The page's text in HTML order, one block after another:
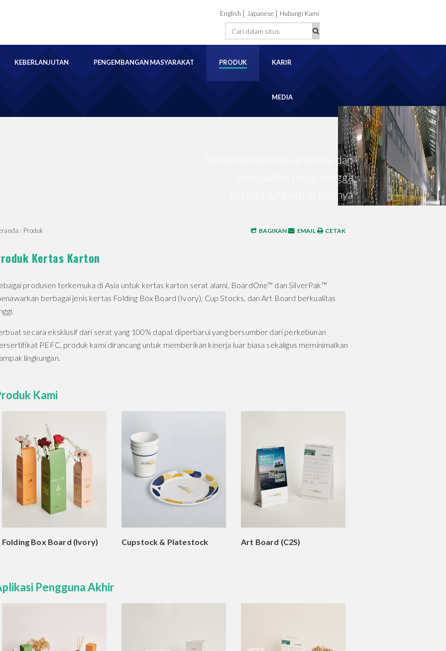
English | Japanese | Hubungi Kami
KEBERLANJUTAN PENGEMBANGAN MASYARAKAT PRODUK KARIR
MEDIA
Memproduksi bubur kertas dan
berkualitas tinggi hingga
berjuta-juta setiap harinya
Produk BAGIKAN EMAIL CETAK
Kertas Karton
produsen terkemuka di Asia untuk kertas karton serat alami, BoardOne™ dan SilverPak™
berbagai jenis kertas Folding Box Board (Ivory), Cup Stocks, dan Art Board berkualitas
secara eksklusif dari serat yang 100% dapat diperbarui yang bersumber dari perkebunan
PEFC, produk kami dirancang untuk memberikan kinerja luar biasa sekaligus meminimalkan
lingkungan.
Kami
Folding Box Board (Ivory) Cupstock & Platestock Art Board (C2S)
Pengguna Akhir